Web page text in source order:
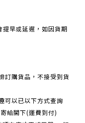
早或延遲，如因貨期
訂購貨品，不接受到貨
可以已以下方式查詢
給閣下(運費到付)